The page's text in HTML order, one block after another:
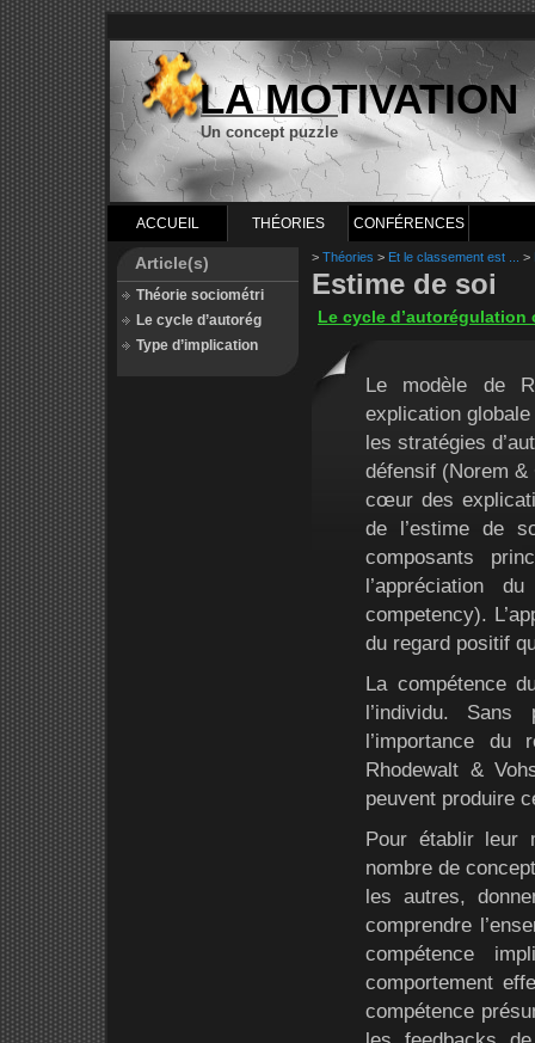
LA MOTIVATION
Un concept puzzle
ACCUEIL THÉORIES CONFÉRENCES
Article(s)
Théorie sociométri
Le cycle d’autorég
Type d’implication
> Théories > Et le classement est ... >
Estime de soi
Le cycle d’autorégulation
Le modèle de
explication
les stratégies
défensif (Norem &
cœur des
de l’estime de
composants
l’appréciation
competency).
du regard positif
La compétence
l’individu.
l’importance du
Rhodewalt &
peuvent produire
Pour établir leur
nombre de
les autres,
comprendre
compétence
comportement
compétence